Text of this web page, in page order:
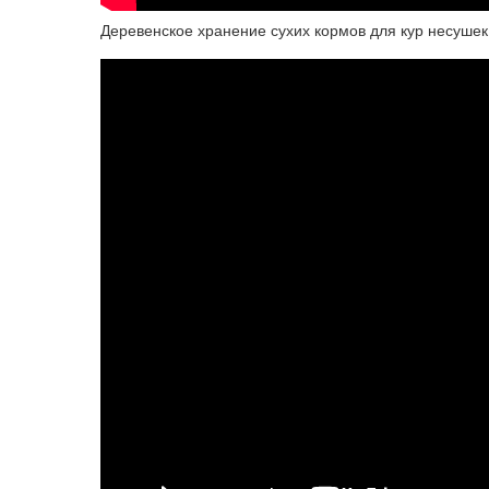
Деревенское хранение сухих кормов для кур